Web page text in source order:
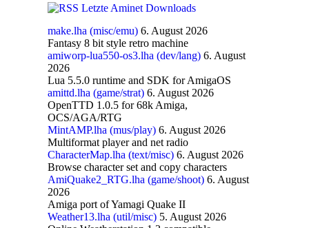
Letzte Aminet Downloads
make.lha (misc/emu) 6. August 2026
Fantasy 8 bit style retro machine
amiworp-lua550-os3.lha (dev/lang) 6. August
2026
Lua 5.5.0 runtime and SDK for AmigaOS
amittd.lha (game/strat) 6. August 2026
OpenTTD 1.0.5 for 68k Amiga,
OCS/AGA/RTG
MintAMP.lha (mus/play) 6. August 2026
Multiformat player and net radio
CharacterMap.lha (text/misc) 6. August 2026
Browse character set and copy characters
AmiQuake2_RTG.lha (game/shoot) 6. August
2026
Amiga port of Yamagi Quake II
Weather13.lha (util/misc) 5. August 2026